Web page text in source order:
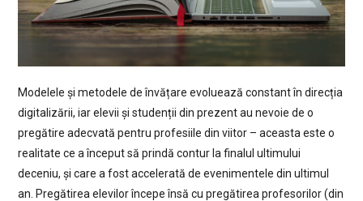
Modelele și metodele de învățare evoluează constant în direcția
digitalizării, iar elevii și studenții din prezent au nevoie de o
pregătire adecvată pentru profesiile din viitor – aceasta este o
realitate ce a început să prindă contur la finalul ultimului
deceniu, și care a fost accelerată de evenimentele din ultimul
an. Pregătirea elevilor începe însă cu pregătirea profesorilor (din